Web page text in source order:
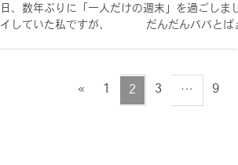
日、数年ぶりに「一人だけの週末」を過ごし
イしていた私ですが、 だんだんパパとば
«
ペ
1
ペ
ー
2
ペ
3 …
ペ
9